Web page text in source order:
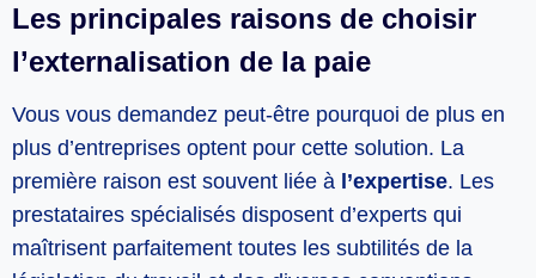
Les principales raisons de choisir
l’externalisation de la paie
Vous vous demandez peut-être pourquoi de plus en
plus d’entreprises optent pour cette solution. La
première raison est souvent liée à l’expertise. Les
prestataires spécialisés disposent d’experts qui
maîtrisent parfaitement toutes les subtilités de la